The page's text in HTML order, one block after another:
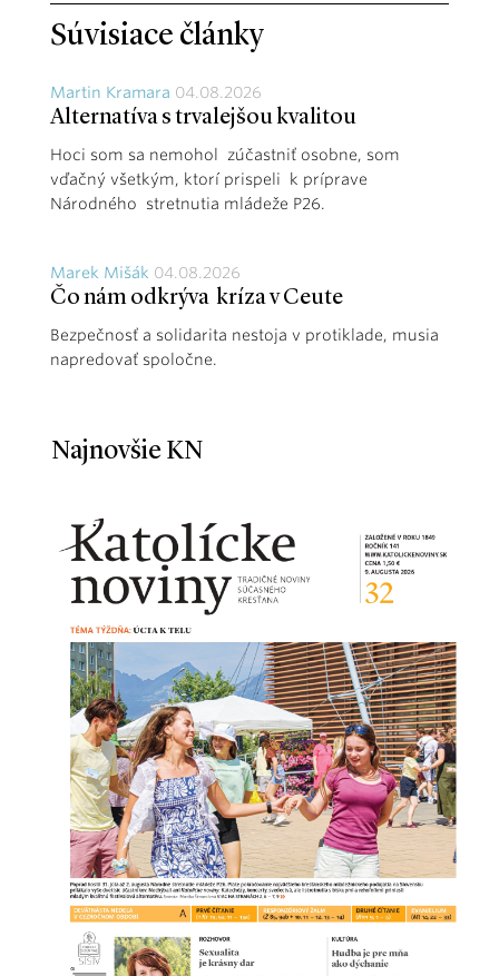
Súvisiace články
Martin Kramara 04.08.2026
Alternatíva s trvalejšou kvalitou
Hoci som sa nemohol zúčastniť osobne, som
vďačný všetkým, ktorí prispeli k príprave
Národného stretnutia mládeže P26.
Marek Mišák 04.08.2026
Čo nám odkrýva kríza v Ceute
Bezpečnosť a solidarita nestoja v protiklade, musia
napredovať spoločne.
Najnovšie KN